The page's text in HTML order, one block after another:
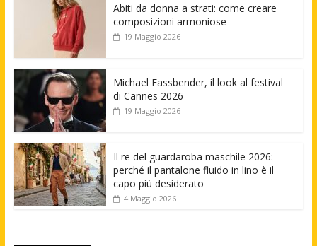
Abiti da donna a strati: come creare
composizioni armoniose
19 Maggio 2026
Michael Fassbender, il look al festival
di Cannes 2026
19 Maggio 2026
Il re del guardaroba maschile 2026:
perché il pantalone fluido in lino è il
capo più desiderato
4 Maggio 2026